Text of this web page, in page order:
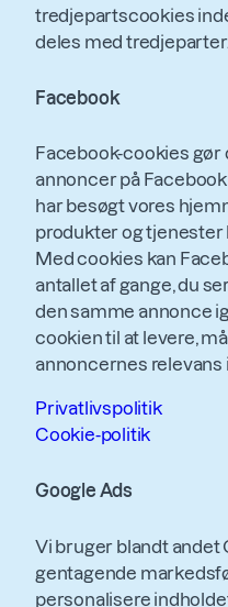
tredjepartscookies
deles med tredjeparter.
Facebook
Facebook-cookies gør
annoncer på
har besøgt vores
produkter og tjenester
Med cookies kan
antallet af gange, du
den samme annonce
cookien til at levere,
annoncernes relevans
Privatlivspolitik
Cookie-politik
Google Ads
Vi bruger blandt andet
gentagende
personalisere